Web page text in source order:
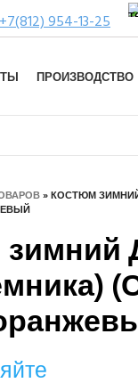
+7(812) 954-13-25
ПРОИЗВОДСТВО
»КОСТЮМ